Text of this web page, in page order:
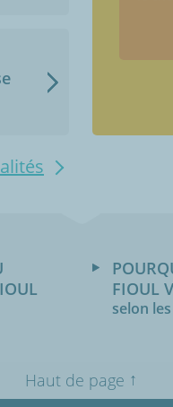
FIOUL
selon
Haut de page ↑